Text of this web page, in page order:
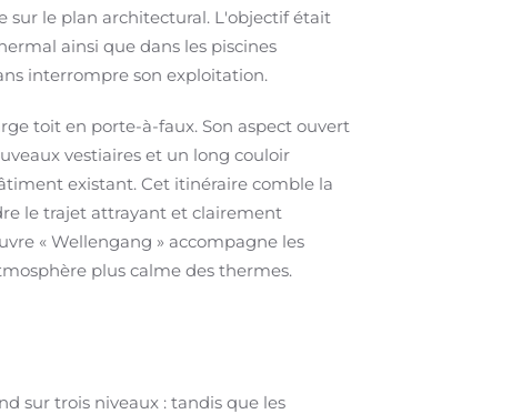
sur le plan architectural. L'objectif était
ainsi que dans les piscines
interrompre son exploitation.
toit en porte-à-faux. Son aspect ouvert
vestiaires et un long couloir
existant. Cet itinéraire comble la
le trajet attrayant et clairement
« Wellengang » accompagne les
plus calme des thermes.
sur trois niveaux : tandis que les